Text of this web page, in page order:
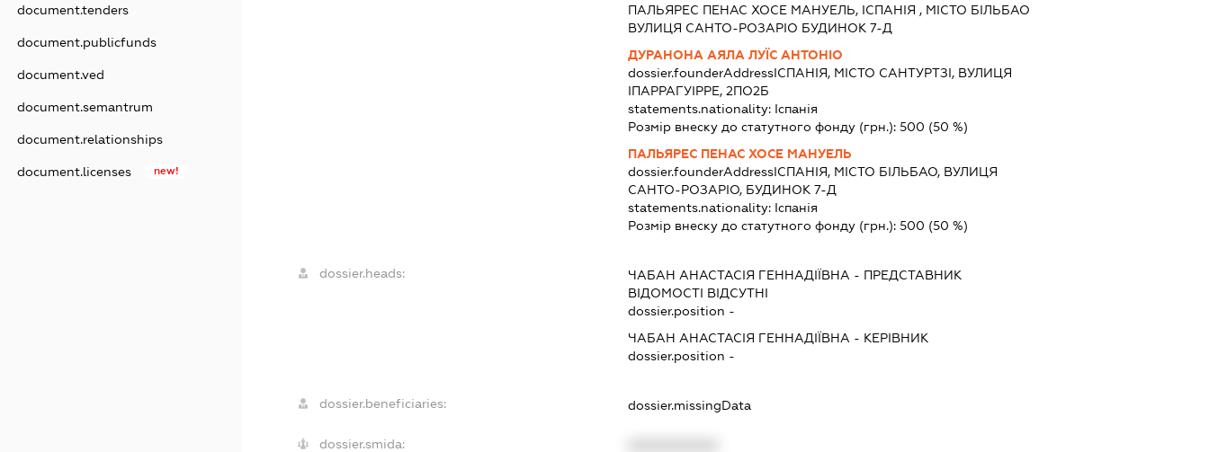
document.tenders
document.publicfunds
document.ved
document.semantrum
document.relationships
document.licenses new!
ПАЛЬЯРЕС ПЕНАС ХОСЕ МАНУЕЛЬ, ІСПАНІЯ , МІСТО БІЛЬБАО
ВУЛИЦЯ САНТО-РОЗАРІО БУДИНОК 7-Д
ДУРАНОНА АЯЛА ЛУЇС АНТОНІО
dossier.founderAddressІСПАНІЯ, МІСТО САНТУРТЗІ, ВУЛИЦЯ
ІПАРРАГУІРРЕ, 2ПО2Б
statements.nationality: Іспанія
Розмір внеску до статутного фонду (грн.):500 (50 %)
ПАЛЬЯРЕС ПЕНАС ХОСЕ МАНУЕЛЬ
dossier.founderAddressІСПАНІЯ, МІСТО БІЛЬБАО, ВУЛИЦЯ
САНТО-РОЗАРІО, БУДИНОК 7-Д
statements.nationality: Іспанія
Розмір внеску до статутного фонду (грн.):500 (50 %)
dossier.heads: ЧАБАН АНАСТАСІЯ ГЕННАДІЇВНА - ПРЕДСТАВНИК
ВІДОМОСТІ ВІДСУТНІ
dossier.position -
ЧАБАН АНАСТАСІЯ ГЕННАДІЇВНА - КЕРІВНИК
dossier.position -
dossier.beneficiaries: dossier.missingData
dossier.smida: